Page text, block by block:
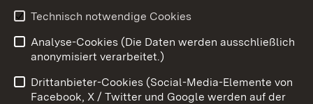
Impressum
Kontakt
Barrierefreiheit
Datenschutz
Technisch notwendige Cookies
Analyse-Cookies (Die Daten werden ausschließlich
anonymisiert verarbeitet.)
Drittanbieter-Cookies (Social-Media-Elemente von
Facebook, X / Twitter und Google werden auf der